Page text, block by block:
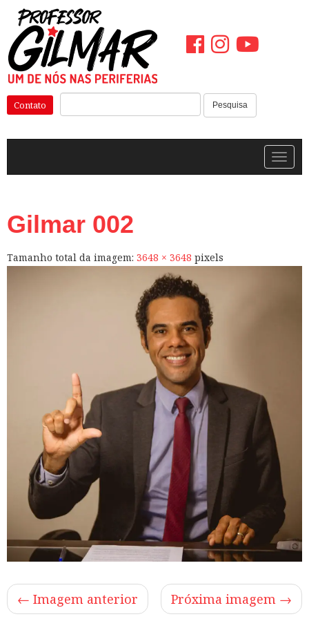
Pular
para
o
conteúdo
Pesquisa
Contato
Gilmar 002
Tamanho total da imagem: 3648 × 3648 pixels
← Imagem anterior Próxima imagem →